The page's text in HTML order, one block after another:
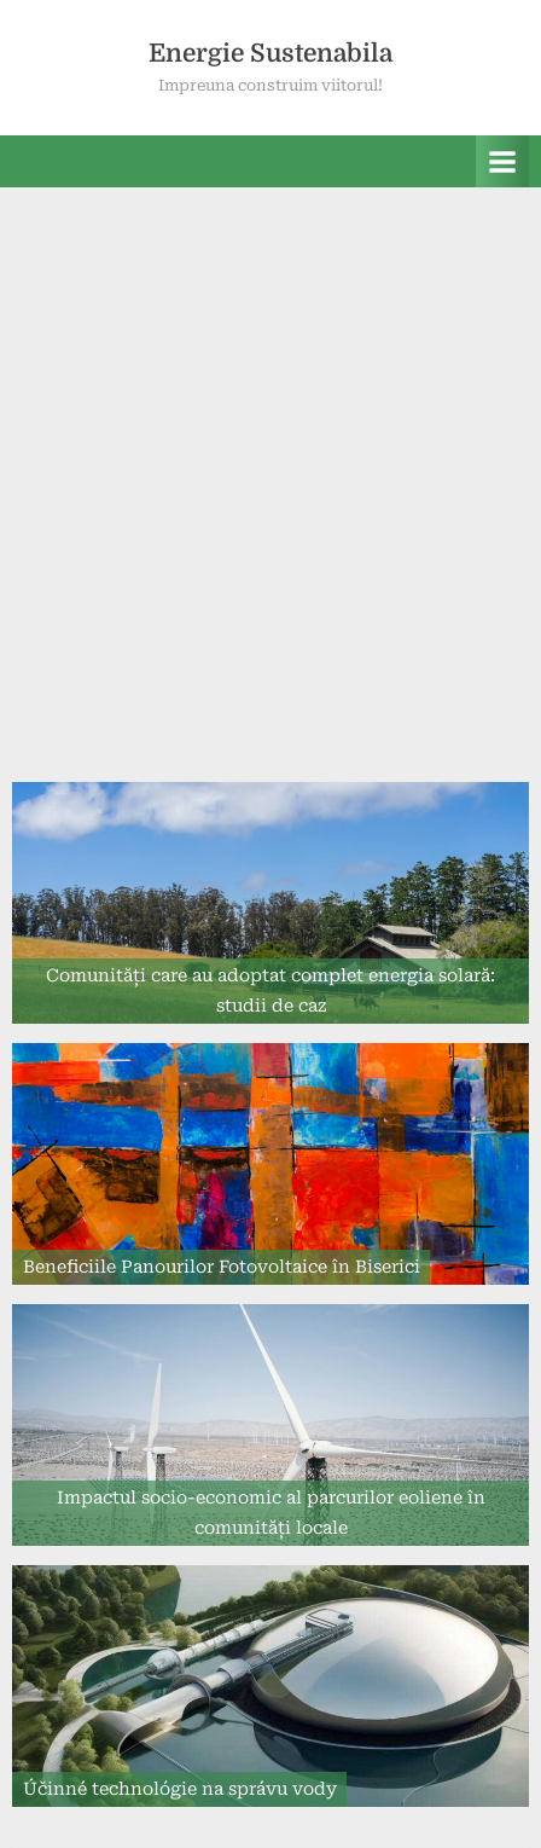
Energie Sustenabila
Impreuna construim viitorul!
Comunități care au adoptat complet energia solară:
studii de caz
Beneficiile Panourilor Fotovoltaice în Biserici
Impactul socio-economic al parcurilor eoliene în
comunități locale
Účinné technológie na správu vody